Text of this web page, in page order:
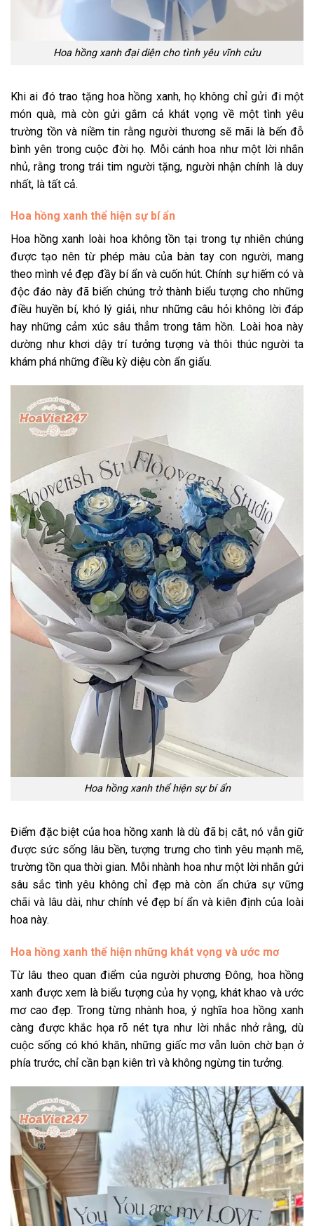
Hoa hồng xanh đại diện cho tình yêu vĩnh cửu
Khi ai đó trao tặng hoa hồng xanh, họ không chỉ gửi đi một
món quà, mà còn gửi gắm cả khát vọng về một tình yêu
trường tồn và niềm tin rằng người thương sẽ mãi là bến đỗ
bình yên trong cuộc đời họ. Mỗi cánh hoa như một lời nhắn
nhủ, rằng trong trái tim người tặng, người nhận chính là duy
nhất, là tất cả.
Hoa hồng xanh thể hiện sự bí ẩn
Hoa hồng xanh loài hoa không tồn tại trong tự nhiên chúng
được tạo nên từ phép màu của bàn tay con người, mang
theo mình vẻ đẹp đầy bí ẩn và cuốn hút. Chính sự hiếm có và
độc đáo này đã biến chúng trở thành biểu tượng cho những
điều huyền bí, khó lý giải, như những câu hỏi không lời đáp
hay những cảm xúc sâu thẳm trong tâm hồn. Loài hoa này
dường như khơi dậy trí tưởng tượng và thôi thúc người ta
khám phá những điều kỳ diệu còn ẩn giấu.
Hoa hồng xanh thể hiện sự bí ẩn
Điểm đặc biệt của hoa hồng xanh là dù đã bị cắt, nó vẫn giữ
được sức sống lâu bền, tượng trưng cho tình yêu mạnh mẽ,
trường tồn qua thời gian. Mỗi nhành hoa như một lời nhắn gửi
sâu sắc tình yêu không chỉ đẹp mà còn ẩn chứa sự vững
chãi và lâu dài, như chính vẻ đẹp bí ẩn và kiên định của loài
hoa này.
Hoa hồng xanh thể hiện những khát vọng và ước mơ
Từ lâu theo quan điểm của người phương Đông, hoa hồng
xanh được xem là biểu tượng của hy vọng, khát khao và ước
mơ cao đẹp. Trong từng nhành hoa, ý nghĩa hoa hồng xanh
càng được khắc họa rõ nét tựa như lời nhắc nhở rằng, dù
cuộc sống có khó khăn, những giấc mơ vẫn luôn chờ bạn ở
phía trước, chỉ cần bạn kiên trì và không ngừng tin tưởng.